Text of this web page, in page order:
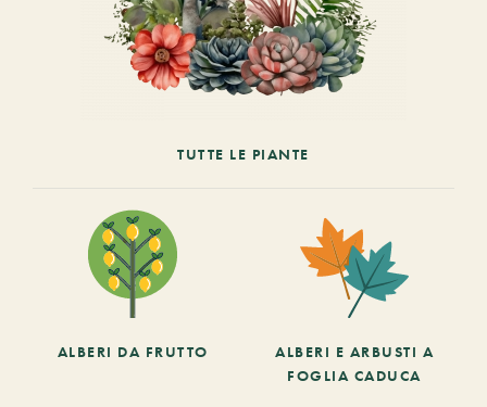
TUTTE LE PIANTE
ALBERI DA FRUTTO
ALBERI E ARBUSTI A
FOGLIA CADUCA